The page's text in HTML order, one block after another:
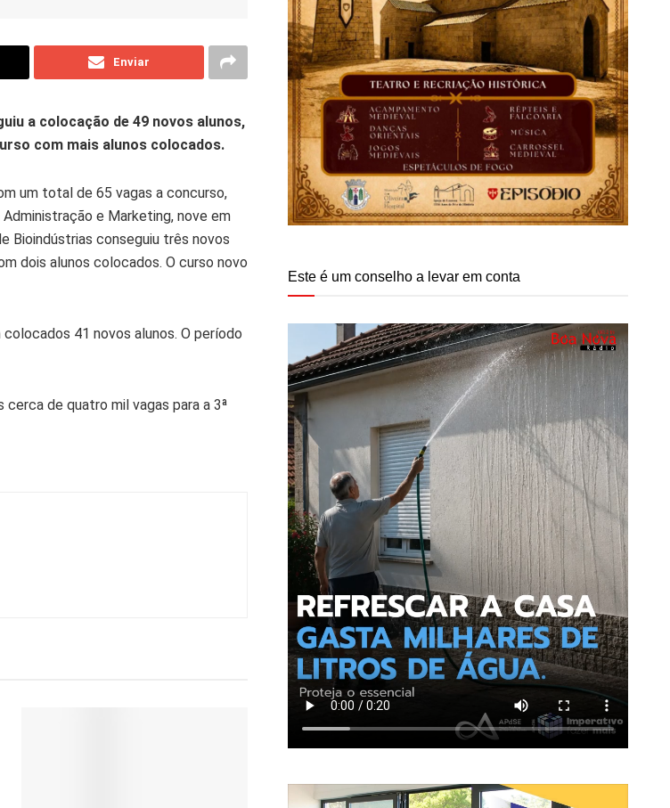
Enviar
a colocação de 49 novos alunos,
com mais alunos colocados.
um total de 65 vagas a concurso,
e Marketing, nove em
Bioindústrias conseguiu três novos
dois alunos colocados. O curso novo
41 novos alunos. O período
de quatro mil vagas para a 3ª
Este é um conselho a levar em conta